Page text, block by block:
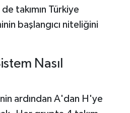
takımın Türkiye
başlangıcı niteliğini
Nasıl
ardından A'dan H'ye